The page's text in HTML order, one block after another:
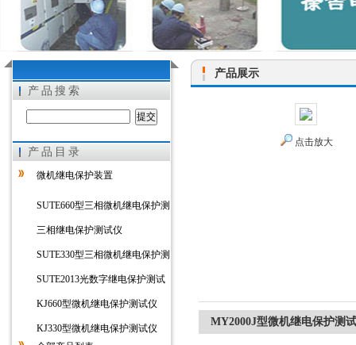
上海徐吉电气有限公司
产品搜索
产品目录
微机继电保护装置
SUTE660型三相微机继电保护测
三相继电保护测试仪
SUTE330型三相微机继电保护测
SUTE2013光数字继电保护测试
KJ660型微机继电保护测试仪
KJ330型微机继电保护测试仪
产品展示
点击放大
MY2000J型微机继电保护测